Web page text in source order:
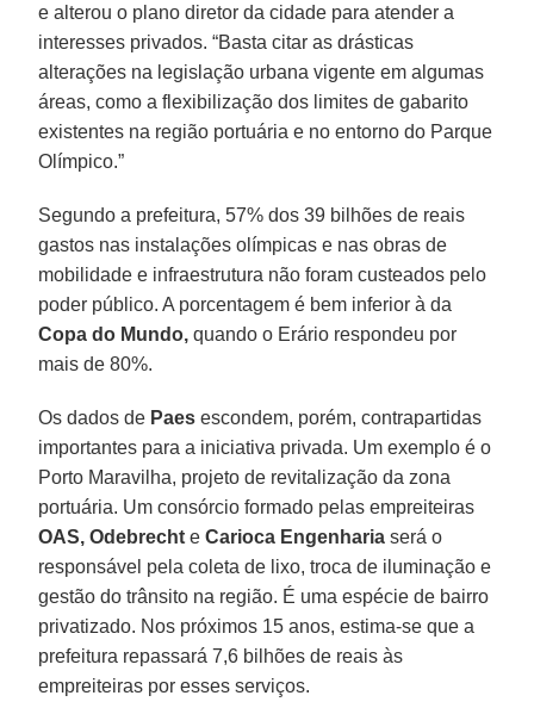
e alterou o plano diretor da cidade para atender a
interesses privados. “Basta citar as drásticas
alterações na legislação urbana vigente em algumas
áreas, como a flexibilização dos limites de gabarito
existentes na região portuária e no entorno do Parque
Olímpico.”
Segundo a prefeitura, 57% dos 39 bilhões de reais
gastos nas instalações olímpicas e nas obras de
mobilidade e infraestrutura não foram custeados pelo
poder público. A porcentagem é bem inferior à da
Copa do Mundo, quando o Erário respondeu por
mais de 80%.
Os dados de Paes escondem, porém, contrapartidas
importantes para a iniciativa privada. Um exemplo é o
Porto Maravilha, projeto de revitalização da zona
portuária. Um consórcio formado pelas empreiteiras
OAS, Odebrecht eCarioca Engenharia será o
responsável pela coleta de lixo, troca de iluminação e
gestão do trânsito na região. É uma espécie de bairro
privatizado. Nos próximos 15 anos, estima-se que a
prefeitura repassará 7,6 bilhões de reais às
empreiteiras por esses serviços.